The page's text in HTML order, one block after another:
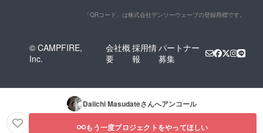
「QRコード」は株式会社デンソーウェーブの登録商標です。
© CAMPFIRE,
Inc.
会社概
要
採用情
報
パートナー
募集
Daiichi Masudateさんへアンコール
もう一度プロジェクトをやってほしい